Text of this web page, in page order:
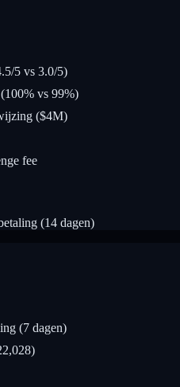
5 vs 3.0/5)
vs 99%)
($4M)
fee
(14 dagen)
(7 dagen)